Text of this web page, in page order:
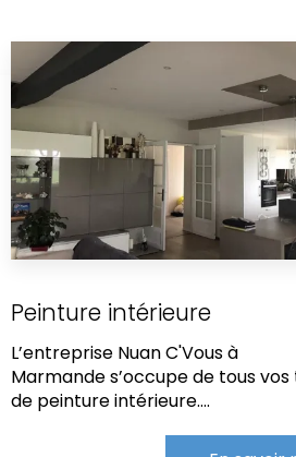
Peinture intérieure
L’entreprise Nuan C'Vous à
Marmande s’occupe de tous
de peinture intérieure....